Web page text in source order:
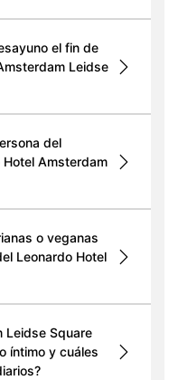
el fin de
Leidse
del
Amsterdam
o veganas
Leonardo Hotel
Leidse Square
íntimo y cuáles